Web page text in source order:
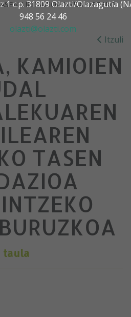
1 c.p. 31809 Olazti/Olazagutía
948 56 24 46
olazti@olazti.com
LIKIDAZIOA ORDAINTZEKO
Itzuli
KAMIOIEN
TASEN
taula